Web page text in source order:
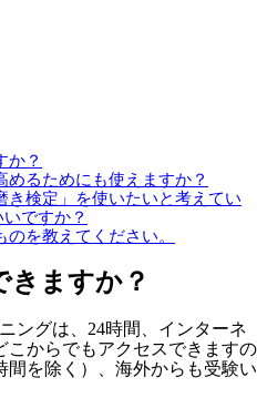
か？
るためにも使えますか？
き検定」を使いたいと考えてい
ですか？
を教えてください。
きますか？
ングは、24時間、インターネ
こからでもアクセスできますの
間を除く）、海外からも受験い